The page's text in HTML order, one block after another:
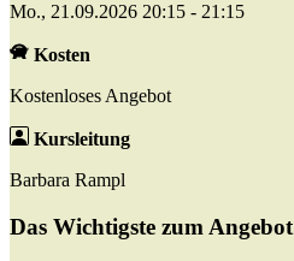
Mo., 21.09.2026 20:15 - 21:15
Kosten
Kostenloses Angebot
Kursleitung
Barbara Rampl
Das Wichtigste zum Angebot